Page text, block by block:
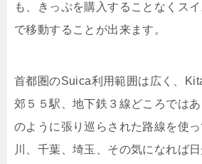
も、きっぷを購入することなくス
で移動することが出来ます。
首都圏のSuica利用範囲は広く、
郊５５駅、地下鉄３線どころでは
のように張り巡らされた路線を使
川、千葉、埼玉、その気になれば